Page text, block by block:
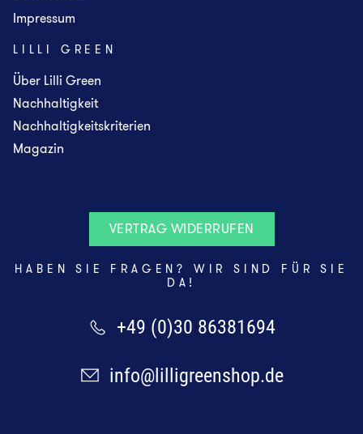
Impressum
LILLI GREEN
Über Lilli Green
Nachhaltigkeit
Nachhaltigkeitskriterien
Magazin
VERTRAG WIDERRUFEN
HABEN SIE FRAGEN? WIR SIND FÜR SIE
DA!
+49 (0)30 86381694
info@lilligreenshop.de